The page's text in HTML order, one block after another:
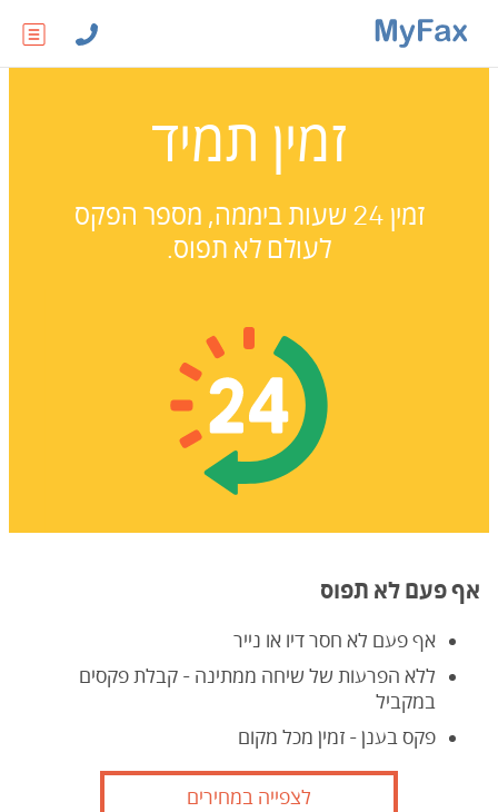
זמין תמיד
זמין 24 שעות ביממה, מספר הפקס
לעולם לא תפוס.
אף פעם לא תפוס
אף פעם לא חסר דיו או נייר
ללא הפרעות של שיחה ממתינה - קבלת פקסים
במקביל
פקס בענן - זמין מכל מקום
לצפייה במחירים